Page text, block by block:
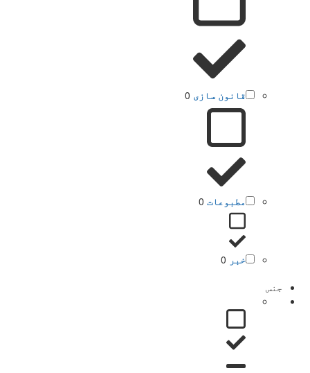
قانون سازی 0
مطبوعات 0
خبر 0
جنس